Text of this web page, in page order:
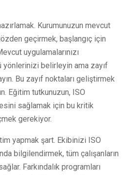
Kurumunuzun mevcut
geçirmek, başlangıç için
uygulamalarınızı
yönlerinizi belirleyin ama zayıf
Bu zayıf noktaları geliştirmek
Eğitim tutkunuzun, ISO
sağlamak için bu kritik
gerekiyor.
yapmak şart. Ekibinizi ISO
bilgilendirmek, tüm çalışanların
Farkındalık programları